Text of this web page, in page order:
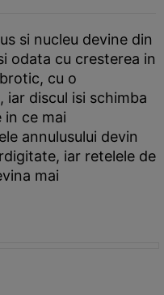
si nucleu devine din
odata cu cresterea in
cu o
iar discul isi schimba
ce mai
annulusului devin
iar retelele de
mai